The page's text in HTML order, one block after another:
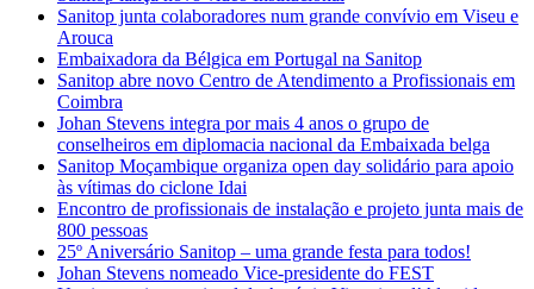
Sanitop junta colaboradores num grande convívio em Viseu e
Arouca
Embaixadora da Bélgica em Portugal na Sanitop
Sanitop abre novo Centro de Atendimento a Profissionais em
Coimbra
Johan Stevens integra por mais 4 anos o grupo de
conselheiros em diplomacia nacional da Embaixada belga
Sanitop Moçambique organiza open day solidário para apoio
às vítimas do ciclone Idai
Encontro de profissionais de instalação e projeto junta mais de
800 pessoas
25º Aniversário Sanitop – uma grande festa para todos!
Johan Stevens nomeado Vice-presidente do FEST